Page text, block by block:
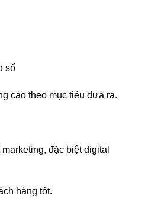
số
cáo theo mục tiêu đưa ra.
đặc biệt digital
hàng tốt.